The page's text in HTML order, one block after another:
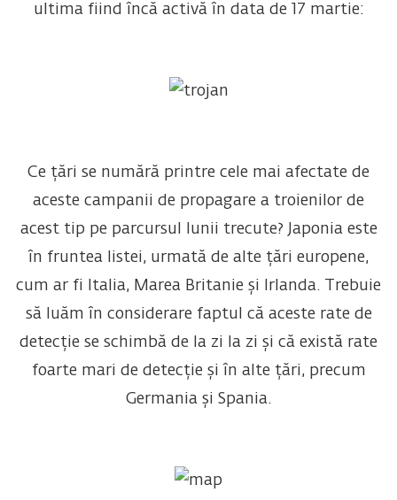
ultima fiind încă activă în data de 17 martie:
Ce țări se numără printre cele mai afectate de
aceste campanii de propagare a troienilor de
acest tip pe parcursul lunii trecute? Japonia este
în fruntea listei, urmată de alte țări europene,
cum ar fi Italia, Marea Britanie și Irlanda. Trebuie
să luăm în considerare faptul că aceste rate de
detecție se schimbă de la zi la zi și că există rate
foarte mari de detecție și în alte țări, precum
Germania și Spania.